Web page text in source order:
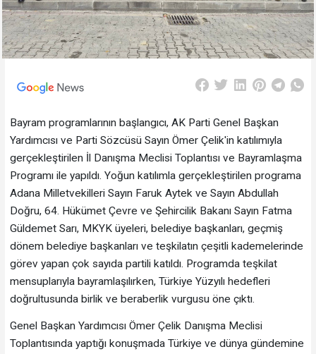
Bayram programlarının başlangıcı, AK Parti Genel Başkan
Yardımcısı ve Parti Sözcüsü Sayın Ömer Çelik'in katılımıyla
gerçekleştirilen İl Danışma Meclisi Toplantısı ve Bayramlaşma
Programı ile yapıldı. Yoğun katılımla gerçekleştirilen programa
Adana Milletvekilleri Sayın Faruk Aytek ve Sayın Abdullah
Doğru, 64. Hükümet Çevre ve Şehircilik Bakanı Sayın Fatma
Güldemet Sarı, MKYK üyeleri, belediye başkanları, geçmiş
dönem belediye başkanları ve teşkilatın çeşitli kademelerinde
görev yapan çok sayıda partili katıldı. Programda teşkilat
mensuplarıyla bayramlaşılırken, Türkiye Yüzyılı hedefleri
doğrultusunda birlik ve beraberlik vurgusu öne çıktı.
Genel Başkan Yardımcısı Ömer Çelik Danışma Meclisi
Toplantısında yaptığı konuşmada Türkiye ve dünya gündemine